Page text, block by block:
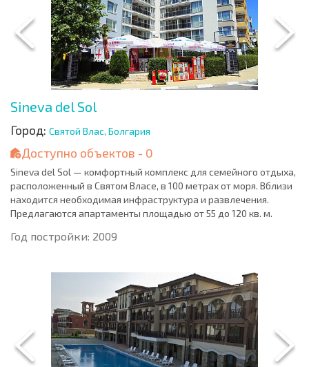
Sineva del Sol
Город: Святой Влас, Болгария
Доступно объектов - 0
Sineva del Sol — комфортный комплекс для семейного отдыха,
расположенный в Святом Власе, в 100 метрах от моря. Вблизи
находится необходимая инфраструктура и развлечения.
Предлагаются апартаменты площадью от 55 до 120 кв. м.
Год постройки: 2009